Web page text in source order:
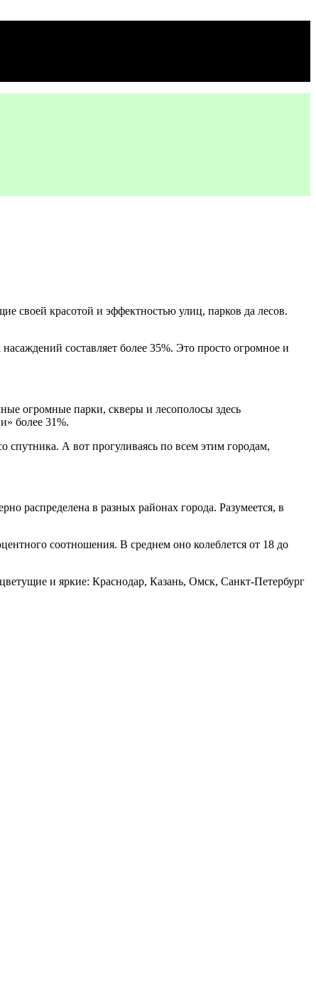
своей красотой и эффектностью улиц, парков да лесов.
составляет более 35%. Это просто огромное и
огромные парки, скверы и лесополосы здесь
более 31%.
спутника. А вот прогуливаясь по всем этим городам,
распределена в разных районах города. Разумеется, в
соотношения. В среднем оно колеблется от 18 до
и яркие: Краснодар, Казань, Омск, Санкт-Петербург